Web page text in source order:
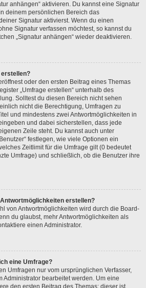
anhängen“ aktivieren. Du kannst eine Signatur
deinem persönlichen Bereich das
Signatur aktivierst. Wenn du einen
Signatur verfassen möchtest, so kannst du
„Signatur anhängen“ wieder deaktivieren.
erstellen?
oder den ersten Beitrag eines Themas
„Umfrage erstellen“ unterhalb des
Solltest du diesen Bereich nicht sehen
nicht die Berechtigung, Umfragen zu
und mindestens zwei Antwortmöglichkeiten in
und dabei sicherstellen, dass jede
Zeile steht. Du kannst auch unter
festlegen, wie viele Optionen ein
Zeitlimit für die Umfrage gilt (0 bedeutet
Umfrage) und schließlich, ob die Benutzer ihre
erstellen?
von Antwortmöglichkeiten wird durch die Board-
du glaubst, mehr Antwortmöglichkeiten als
einen Administrator.
eine Umfrage?
Umfragen nur vom ursprünglichen Verfasser,
Administrator bearbeitet werden. Um eine
den ersten Beitrag des Themas; dieser ist